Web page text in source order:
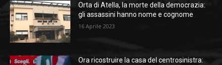
Orta di Atella, la morte della democrazia:
gli assassini hanno nome e cognome
16 Aprile 2023
Ora ricostruire la casa del centrosinistra: